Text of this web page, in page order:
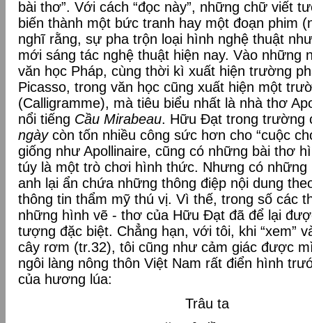
bài thơ”. Với cách “đọc này”, những chữ viết
biến thành một bức tranh hay một đoạn phim
nghĩ rằng, sự pha trộn loại hình nghệ thuật
mới sáng tác nghệ thuật hiện nay. Vào những
văn học Pháp, cùng thời kì xuất hiện trường
Picasso, trong văn học cũng xuất hiện một
(Calligramme), mà tiêu biểu nhất là nhà thơ
nổi tiếng Cầu Mirabeau. Hữu Đạt trong trường
ngàycòn tốn nhiều công sức hơn cho “cuộc
giống như Apollinaire, cũng có những bài thơ
túy là một trò chơi hình thức. Nhưng có
anh lại ẩn chứa những thông điệp nội dung
thông tin thẩm mỹ thú vị. Vì thế, trong số các
những hình vẽ - thơ của Hữu Đạt đã để lại
tượng đặc biệt. Chẳng hạn, với tôi, khi “xem”
cây rơm (tr.32), tôi cũng như cảm giác được
ngôi làng nông thôn Việt Nam rất điển hình
của hương lúa:
Trâu ta